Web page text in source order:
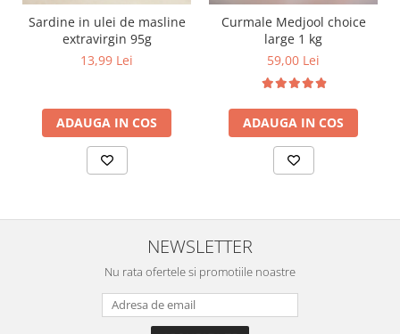
Sardine in ulei de masline
extravirgin 95g
13,99 Lei
ADAUGA IN COS
Curmale Medjool choice
large 1 kg
59,00 Lei
ADAUGA IN COS
NEWSLETTER
Nu rata ofertele si promotiile noastre